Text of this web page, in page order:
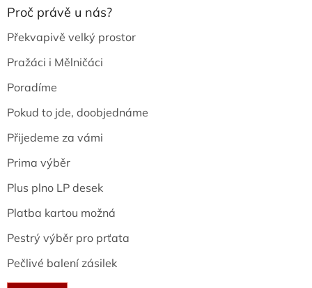
Proč právě u nás?
Překvapivě velký prostor
Pražáci i Mělničáci
Poradíme
Pokud to jde, doobjednáme
Přijedeme za vámi
Prima výběr
Plus plno LP desek
Platba kartou možná
Pestrý výběr pro prťata
Pečlivé balení zásilek